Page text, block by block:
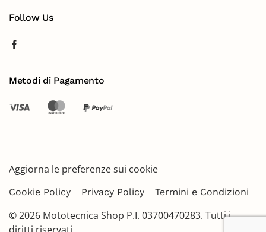
Follow Us
Metodi di Pagamento
Aggiorna le preferenze sui cookie
Cookie Policy Privacy Policy Termini e Condizioni
©2026 Mototecnica Shop P.I. 03700470283. Tutti i